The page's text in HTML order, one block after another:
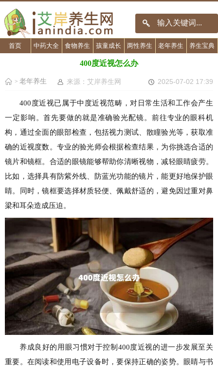
首页 中药大全 食物养生 孩童成长 两性养生 老年养生 养生宝典
400度近视怎么办
> 老年养生 来源：艾岸养生网 2025-07-02 17:39
400度近视已属于中度近视范畴，对日常生活和工作会产生
一定影响。首先要做的就是准确验光配镜。前往专业的眼科机
构，通过全面的眼部检查，包括视力测试、散瞳验光等，获取准
确的近视度数。专业的验光师会根据检查结果，为你挑选合适的
镜片和镜框。合适的眼镜能够帮助你清晰视物，减轻眼睛疲劳。
比如，选择具有防紫外线、防蓝光功能的镜片，能更好地保护眼
睛。同时，镜框要选择材质轻便、佩戴舒适的，避免因过重对鼻
梁和耳朵造成压迫。
养成良好的用眼习惯对于控制400度近视的进一步发展至关
重要。在阅读和使用电子设备时，要保持正确的姿势。眼睛与书